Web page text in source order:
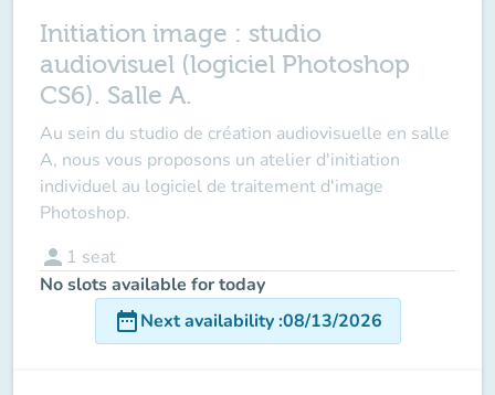
Initiation image : studio
audiovisuel (logiciel Photoshop
CS6). Salle A.
Au sein du studio de création audiovisuelle en salle
A, nous vous proposons un atelier d'initiation
individuel au logiciel de traitement d'image
Photoshop.
person 1 seat
No slots available for today
date_rangeNext availability:08/13/2026